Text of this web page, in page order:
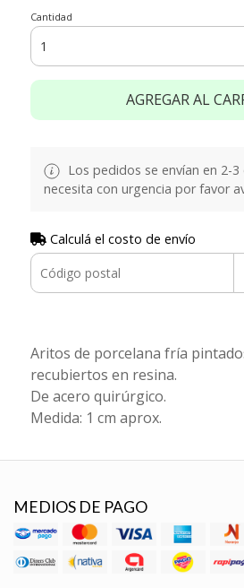
Cantidad
AGREGAR AL
Los pedidos se envían en 2-3
necesita con urgencia por favor
Calculá el costo de envío
Aritos de porcelana fría
recubiertos en resina.
De acero quirúrgico.
Medida: 1 cm aprox.
MEDIOS DE PAGO